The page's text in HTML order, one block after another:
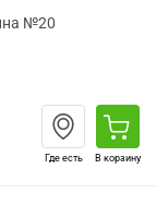
№20
Где есть В корзину